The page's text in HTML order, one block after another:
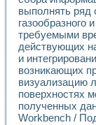
выполнять ряд
газообразного
требуемыми
действующих
и
возникающих
визуализацию
поверхностях
полученных
Workbench /